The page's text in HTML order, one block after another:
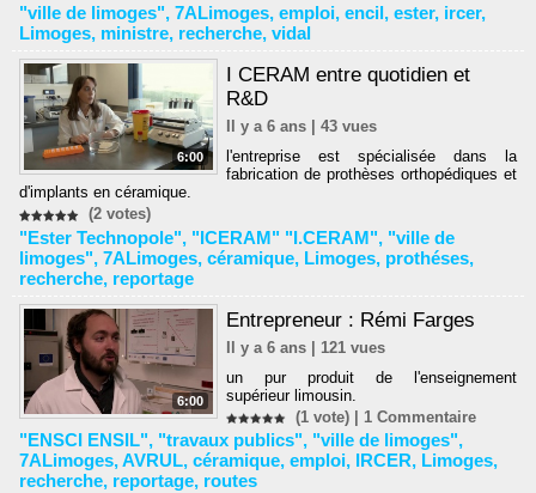
"ville de limoges", 7ALimoges, emploi, encil, ester, ircer,
Limoges, ministre, recherche, vidal
6:00
I CERAM entre quotidien et
R&D
Il y a 6 ans | 43 vues
l'entreprise est spécialisée dans la
fabrication de prothèses orthopédiques et
d'implants en céramique.
(2 votes)
"Ester Technopole", "ICERAM" "I.CERAM", "ville de
limoges", 7ALimoges, céramique, Limoges, prothéses,
recherche, reportage
6:00
Entrepreneur : Rémi Farges
Il y a 6 ans | 121 vues
un pur produit de l'enseignement
supérieur limousin.
(1 vote) |1 Commentaire
"ENSCI ENSIL", "travaux publics", "ville de limoges",
7ALimoges,AVRUL, céramique, emploi, IRCER, Limoges,
recherche, reportage, routes